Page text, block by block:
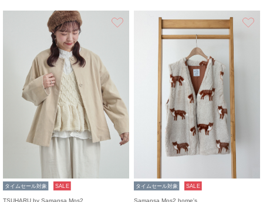
お気に入り
タイムセール対象 SALE
TSUHARU by Samansa Mos2
タイムセール対象 SALE
Samansa Mos2 home's